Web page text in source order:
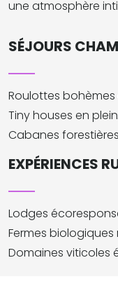
une atmosphère
SÉJOURS
Roulottes
Tiny houses en
Cabanes
EXPÉRIENCES
Lodges
Fermes biologiques
Domaines viticoles